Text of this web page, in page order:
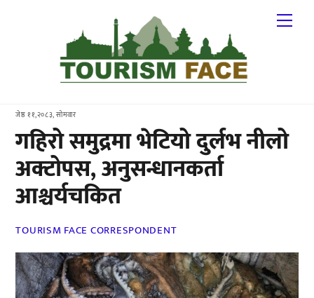
जेष्ठ ११,२०८३, सोमवार
गहिरो समुद्रमा भेटियो दुर्लभ नीलो
अक्टोपस, अनुसन्धानकर्ता
आश्चर्यचकित
TOURISM FACE CORRESPONDENT